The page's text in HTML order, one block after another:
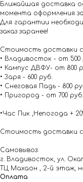
Ближайшая доставка
момента оформления
Для гарантии
заказ заранее!
Стоимость доставки с
• Владивосток - от 500
• Кампус ДВФУ- от 800
• Заря - 600 руб.
• Снеговая Падь - 800
• Пригород - от 700 руб.
•Час Пик ,Непогода +
Стоимость доставки с
Самовывоз:
г. Владивосток, ул.
ТЦ Махаон , 2-й этаж,
Оплата